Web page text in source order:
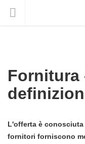
Fornitura
L'offerta è
fornitori forniscono